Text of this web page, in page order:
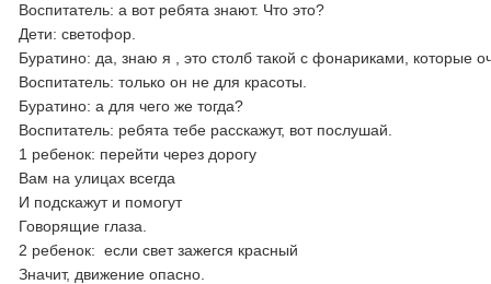
Воспитатель: а вот ребята знают. Что это?
Дети: светофор.
Буратино: да, знаю я , это столб такой с фонариками, которые
Воспитатель: только он не для красоты.
Буратино: а для чего же тогда?
Воспитатель: ребята тебе расскажут, вот послушай.
1 ребенок: перейти через дорогу
Вам на улицах всегда
И подскажут и помогут
Говорящие глаза.
2 ребенок: если свет зажегся красный
Значит, движение опасно.